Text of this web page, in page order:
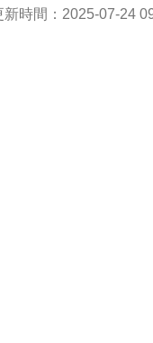
新時間：2025-07-24